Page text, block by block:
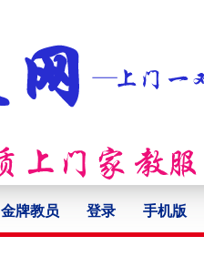
金牌教员 登录 手机版